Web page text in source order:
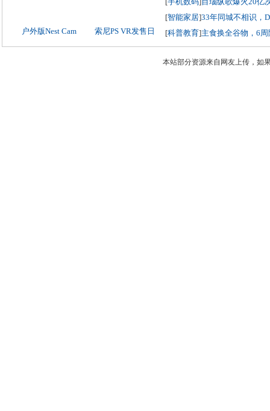
户外版Nest Cam 索尼PS VR发售日
[智能家居]33年同城不相识，
[科普教育]主食换全谷物，6
本站部分资源来自网友上传，如